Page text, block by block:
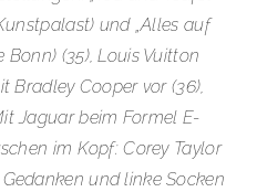
und „Alles auf
(35), Louis Vuitton
Bradley Cooper vor (36),
Jaguar beim Formel E-
im Kopf: Corey Taylor
und linke Socken